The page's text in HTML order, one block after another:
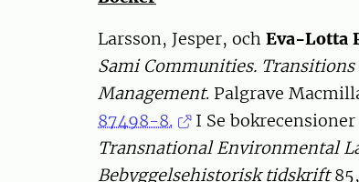
Larsson, Jesper, och Eva-Lotta
Sami Communities.
Management. Palgrave
87498-8.
I Se bokrecensioner
Transnational Environmental
Bebyggelsehistorisk tidskrift